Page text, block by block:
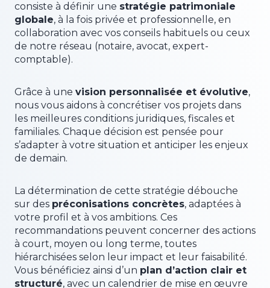
consiste à définir une stratégie patrimoniale
globale, à la fois privée et professionnelle, en
collaboration avec vos conseils habituels ou ceux
de notre réseau (notaire, avocat, expert-
comptable).
Grâce à une vision personnalisée et évolutive,
nous vous aidons à concrétiser vos projets dans
les meilleures conditions juridiques, fiscales et
familiales. Chaque décision est pensée pour
s’adapter à votre situation et anticiper les enjeux
de demain.
La détermination de cette stratégie débouche
sur des préconisations concrètes, adaptées à
votre profil et à vos ambitions. Ces
recommandations peuvent concerner des actions
à court, moyen ou long terme, toutes
hiérarchisées selon leur impact et leur faisabilité.
Vous bénéficiez ainsi d’un plan d’action clair et
structuré, avec un calendrier de mise en œuvre